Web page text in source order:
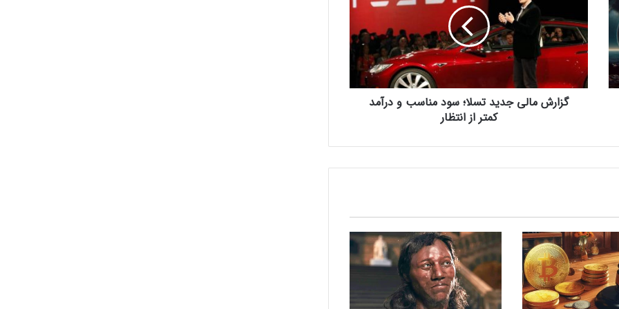
گذاشت؛ پایانی بر عصر کامت‌لیک
نسل جدید مانیتور استودیو دیسپلی اپل سال
۲۰۲۶ از راه می‌رسد؛ گزارش بلومبرگ
همراه اول | مودم‌های رومیزی 5G انتخاب اول
گیمرها، محتواسازان و کسب‌وکارها
کالابرگ الکترونیک ۱۰ اسفند به ۷ دهک
بزرگ‌ترین دریاچه آب گرم زیرزمینی جهان در
آلبانی کشف شد
ش
م
ا
ل
ی
د
؛
س
و
د
م
ن
ا
گزارش مالی جدید تسلا؛ سود مناسب و درآمد
کمتر از انتظار